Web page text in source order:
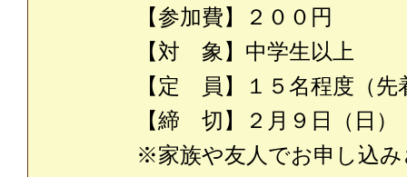
【参加費】２００円
【対 象】中学生以上
【定 員】１５名程度（
【締 切】２月９日（日）
※家族や友人でお申し込